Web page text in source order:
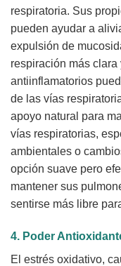
respiratoria. Sus
pueden ayudar a
expulsión de
respiración más
antiinflamatorios
de las vías
apoyo natural para
vías respiratorias,
ambientales o
opción suave pero
mantener sus
sentirse más libre
4. Poder
El estrés oxidativo,